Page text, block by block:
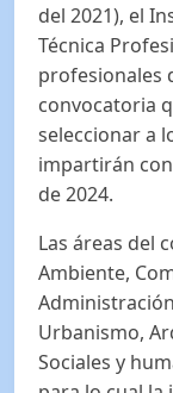
del 2021), el
Técnica
profesionales
convocatoria
seleccionar a
impartirán
de 2024.
Las áreas del
Ambiente,
Urbanismo,
Sociales y